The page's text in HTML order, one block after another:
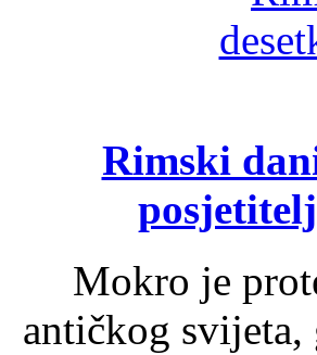
Rimski
Mokro je
antičkog